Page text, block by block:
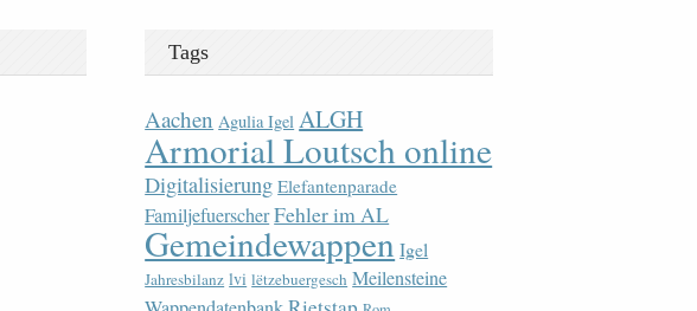
Tags
Aachen Agulia Igel ALGH
Armorial Loutsch online
Digitalisierung Elefantenparade
FamiljefuerscherFehler im AL
Gemeindewappen Igel
Jahresbilanz lvi lëtzebuergesch Meilensteine